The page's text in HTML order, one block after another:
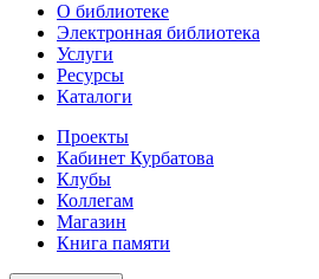
О библиотеке
Электронная библиотека
Услуги
Ресурсы
Каталоги
Проекты
Кабинет Курбатова
Клубы
Коллегам
Магазин
Книга памяти